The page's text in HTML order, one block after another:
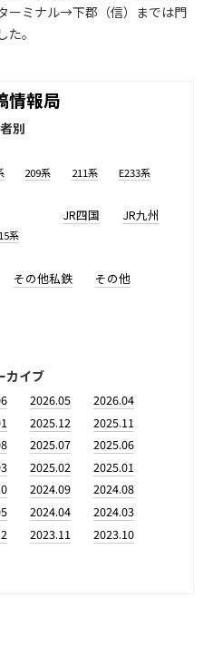
ーミナル→下郡（信）までは門
。
情報局
別
209系 211系 E233系
系
JR四国 JR九州
その他私鉄 その他
カイブ
2026.05
2026.04
2025.12
2025.11
2025.07
2025.06
2025.02
2025.01
2024.09
2024.08
2024.04
2024.03
2023.11
2023.10